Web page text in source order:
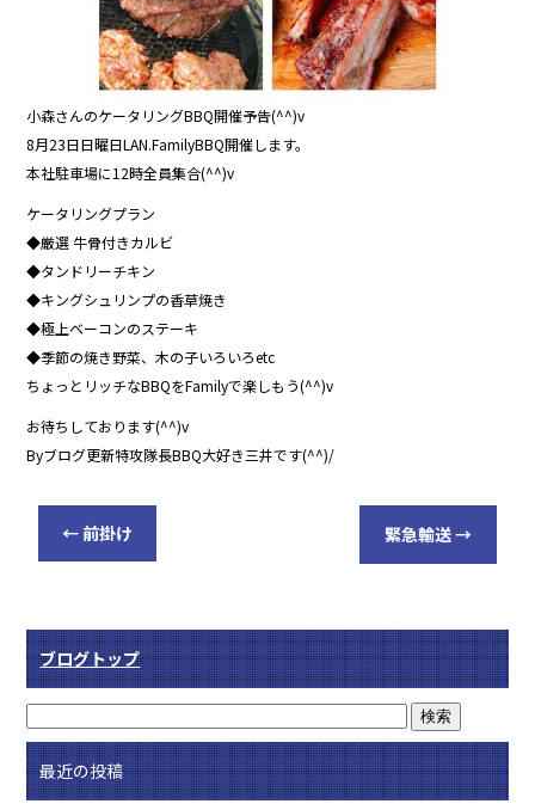
小森さんのケータリングBBQ開催予告(^^)v
8月23日日曜日LAN.FamilyBBQ開催します。
本社駐車場に12時全員集合(^^)v
ケータリングプラン
◆厳選 牛骨付きカルビ
◆タンドリーチキン
◆キングシュリンプの香草焼き
◆極上ベーコンのステーキ
◆季節の焼き野菜、木の子いろいろetc
ちょっとリッチなBBQをFamilyで楽しもう(^^)v
お待ちしております(^^)v
Byブログ更新特攻隊長BBQ大好き三井です(^^)/
← 前掛け 緊急輸送→
ブログトップ
最近の投稿